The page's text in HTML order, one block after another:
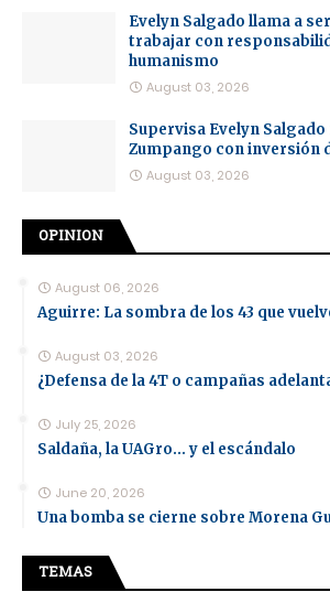
Evelyn Salgado llama a
trabajar con
humanismo
August 03, 2026
Supervisa Evelyn
Zumpango con inversión
August 03, 2026
OPINION
August 06, 2026
Aguirre: La sombra de los 43 que
August 03, 2026
¿Defensa de la 4T o campañas
July 25, 2026
Saldaña, la UAGro... y el escándalo
June 20, 2026
Una bomba se cierne sobre Morena
TEMAS